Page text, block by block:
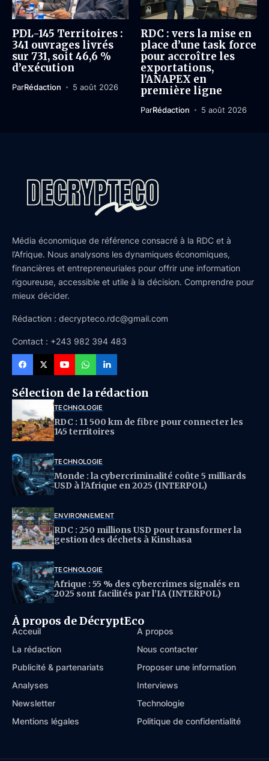
PDL-145 Territoires :
341 ouvrages livrés
sur 731, soit 46,6 %
d’exécution
ParRédaction 5 août 2026
RDC : vers la mise en
place d’une task force
pour accroître les
exportations,
l’ANAPEX en
première ligne
ParRédaction 5 août 2026
Média économique de référence consacré à la RDC et à
l’Afrique. Nous analysons les dynamiques économiques,
financières et entrepreneuriales pour offrir une information
rigoureuse, accessible et utile à la décision. Comprendre pour
mieux décider.
Rédaction : decrypteco.rdc@gmail.com
Contact : +243 982 394 483
Sélection de la rédaction
TECHNOLOGIE
RDC : 11 500 km de fibre pour connecter les
145 territoires
TECHNOLOGIE
Monde : la cybercriminalité coûte 5 milliards
USD à l’Afrique en 2025 (INTERPOL)
ENVIRONNEMENT
RDC : 250 millions USD pour transformer la
gestion des déchets à Kinshasa
TECHNOLOGIE
Afrique : 55 % des cybercrimes signalés en
2025 sont facilités par l’IA (INTERPOL)
À propos de DécryptEco
Acceuil
À propos
La rédaction
Nous contacter
Publicité & partenariats
Proposer une information
Analyses
Interviews
Newsletter
Technologie
Mentions légales
Politique de confidentialité